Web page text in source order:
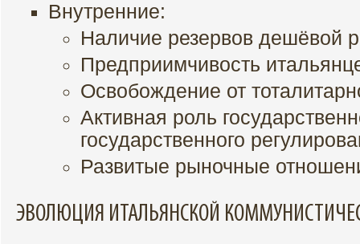
Внутренние:
Наличие резервов дешёвой
Предприимчивость
Освобождение от
Активная роль
государственного
Развитые рыночные
ЭВОЛЮЦИЯ ИТАЛЬЯНСКОЙ